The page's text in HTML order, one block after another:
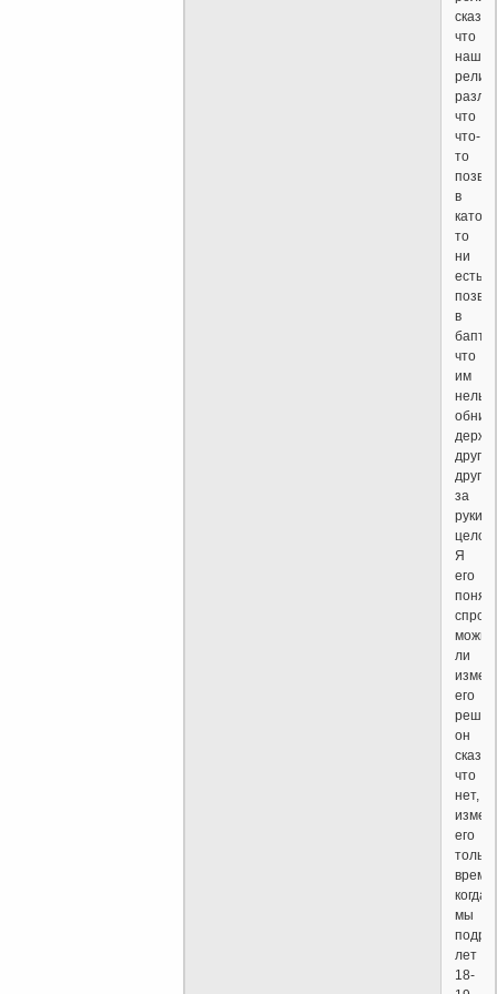
сказал
что
наши
что
что-
то
в
то
ни
есть
в
что
им
друг
друга
за
руки,
Я
его
понял,
можно
ли
его
он
сказал
что
нет,
его
только
время,
когда
мы
лет
18-